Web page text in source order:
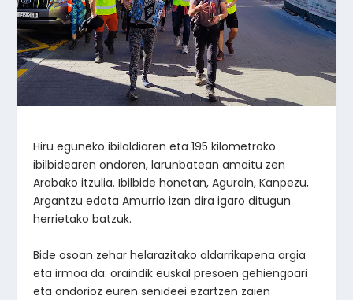
Hiru eguneko ibilaldiaren eta 195 kilometroko
ibilbidearen ondoren, larunbatean amaitu zen
Arabako itzulia. Ibilbide honetan, Agurain, Kanpezu,
Argantzu edota Amurrio izan dira igaro ditugun
herrietako batzuk.
Bide osoan zehar helarazitako aldarrikapena argia
eta irmoa da: oraindik euskal presoen gehiengoari
eta ondorioz euren senideei ezartzen zaien